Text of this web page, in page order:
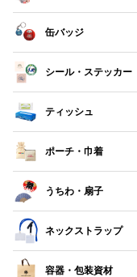
缶バッジ
シール・ステッカー
ティッシュ
ポーチ・巾着
うちわ・扇子
ネックストラップ
容器・包装資材